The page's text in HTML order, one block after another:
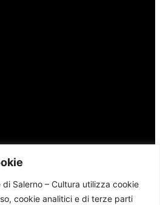
Salerno – Cultura utilizza cookie
cookie analitici e di terze parti